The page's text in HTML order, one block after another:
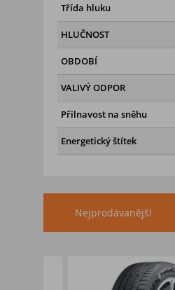
Třída hluku
HLUČNOST
OBDOBÍ
VALIVÝ ODPOR
Přilnavost na sněhu
Energetický štítek
Nejprodávanější